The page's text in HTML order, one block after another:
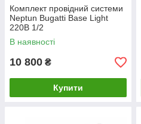
Комплект провідний системи
Neptun Bugatti Base Light
220В 1/2
В наявності
10 800 ₴
Купити